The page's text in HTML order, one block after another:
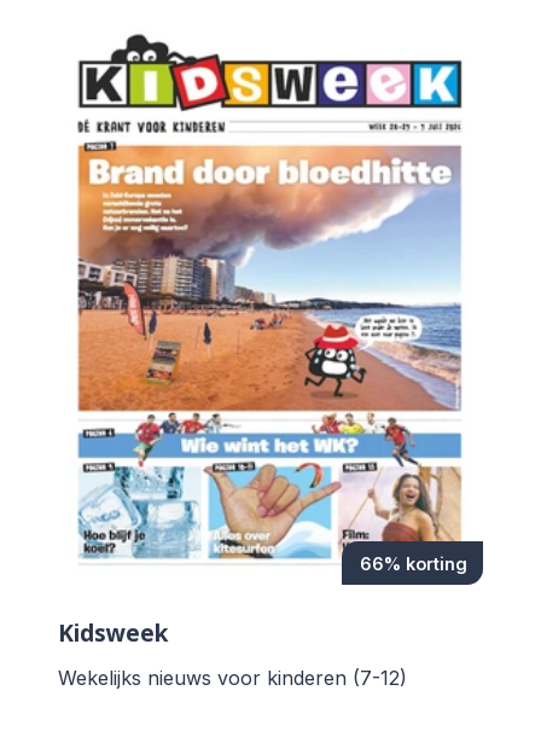
66% korting
Kidsweek
Wekelijks nieuws voor kinderen (7-12)